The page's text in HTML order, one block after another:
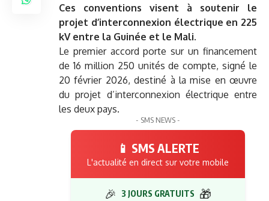
Ces conventions visent à soutenir le
projet d’interconnexion électrique en 225
kV entre la Guinée et le Mali.
Le premier accord porte sur un financement
de 16 million 250 unités de compte, signé le
20 février 2026, destiné à la mise en œuvre
du projet d’interconnexion électrique entre
les deux pays.
- SMS NEWS -
📱 SMS ALERTE
L'actualité en direct sur votre mobile
🎉 3 JOURS GRATUITS 🎁